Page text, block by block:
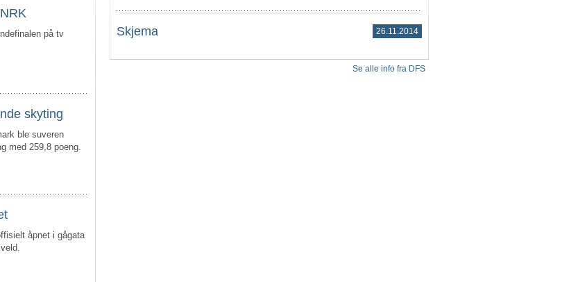
på tv
skyting
ble suveren
med 259,8 poeng.
åpnet i gågata
Skjema 26.11.2014
Se alle info fra DFS